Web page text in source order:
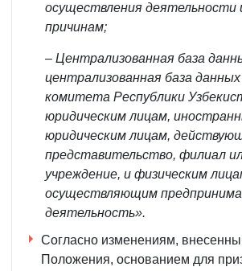
осуществления деятельности
причинам;
– Централизованная база
централизованная база
комитета Республики
юридическим лицам,
юридическим лицам,
представительство, филиал
учреждение, и физическим
осуществляющим
деятельность».
Согласно изменениям,
Положения, основанием для